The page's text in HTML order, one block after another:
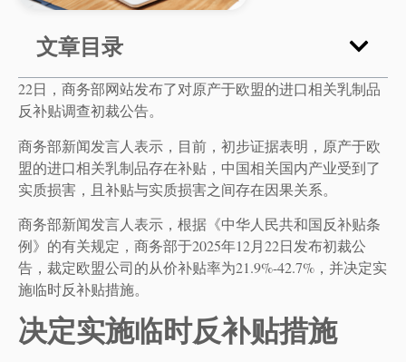
文章目录
22日，商务部网站发布了对原产于欧盟的进口相关乳制品
反补贴调查初裁公告。
商务部新闻发言人表示，目前，初步证据表明，原产于欧
盟的进口相关乳制品存在补贴，中国相关国内产业受到了
实质损害，且补贴与实质损害之间存在因果关系。
商务部新闻发言人表示，根据《中华人民共和国反补贴条
例》的有关规定，商务部于2025年12月22日发布初裁公
告，裁定欧盟公司的从价补贴率为21.9%-42.7%，并决定实
施临时反补贴措施。
决定实施临时反补贴措施